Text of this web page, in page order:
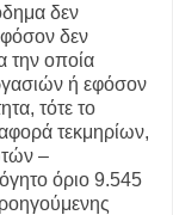
δεν
δεν
την οποία
ή εφόσον
τότε το
τεκμηρίων,
–
όριο 9.545